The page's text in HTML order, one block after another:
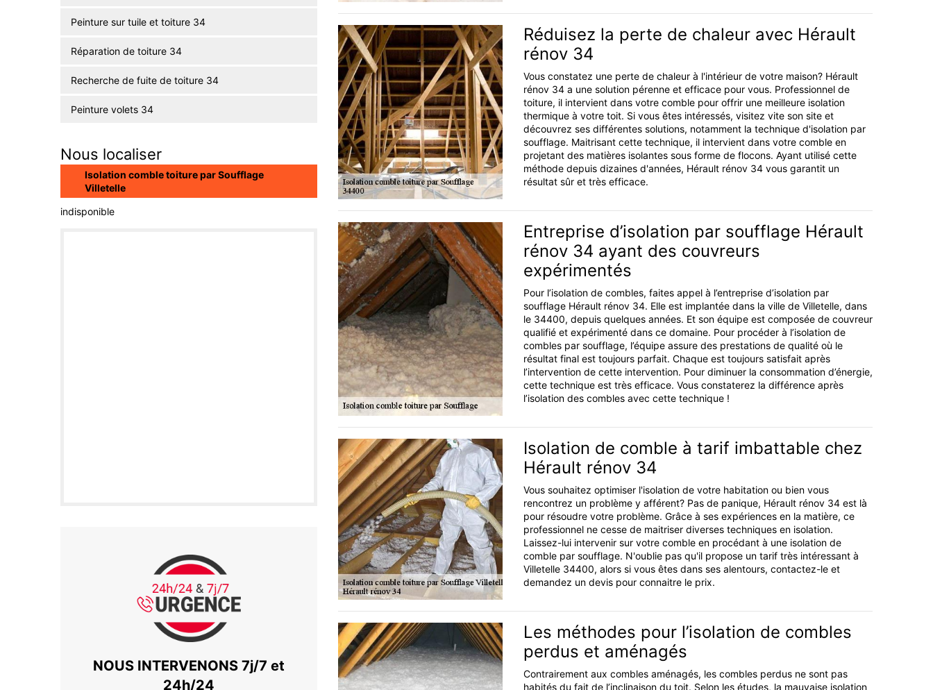
Peinture sur tuile et toiture 34
Réparation de toiture 34
Recherche de fuite de toiture 34
Peinture volets 34
Nous localiser
Isolation comble toiture par Soufflage
Villetelle
indisponible
NOUS INTERVENONS 7j/7 et
24h/24
Réduisez la perte de chaleur avec Hérault
rénov 34
Vous constatez une perte de chaleur à l'intérieur de votre maison? Hérault
rénov 34 a une solution pérenne et efficace pour vous. Professionnel de
toiture, il intervient dans votre comble pour offrir une meilleure isolation
thermique à votre toit. Si vous êtes intéressés, visitez vite son site et
découvrez ses différentes solutions, notamment la technique d'isolation par
soufflage. Maitrisant cette technique, il intervient dans votre comble en
projetant des matières isolantes sous forme de flocons. Ayant utilisé cette
méthode depuis dizaines d'années, Hérault rénov 34 vous garantit un
résultat sûr et très efficace.
Entreprise d’isolation par soufflage Hérault
rénov 34 ayant des couvreurs
expérimentés
Pour l’isolation de combles, faites appel à l’entreprise d’isolation par
soufflage Hérault rénov 34. Elle est implantée dans la ville de Villetelle, dans
le 34400, depuis quelques années. Et son équipe est composée de couvreur
qualifié et expérimenté dans ce domaine. Pour procéder à l’isolation de
combles par soufflage, l’équipe assure des prestations de qualité où le
résultat final est toujours parfait. Chaque est toujours satisfait après
l’intervention de cette intervention. Pour diminuer la consommation d’énergie,
cette technique est très efficace. Vous constaterez la différence après
l’isolation des combles avec cette technique !
Isolation de comble à tarif imbattable chez
Hérault rénov 34
Vous souhaitez optimiser l'isolation de votre habitation ou bien vous
rencontrez un problème y afférent? Pas de panique, Hérault rénov 34 est là
pour résoudre votre problème. Grâce à ses expériences en la matière, ce
professionnel ne cesse de maitriser diverses techniques en isolation.
Laissez-lui intervenir sur votre comble en procédant à une isolation de
comble par soufflage. N'oublie pas qu'il propose un tarif très intéressant à
Villetelle 34400, alors si vous êtes dans ses alentours, contactez-le et
demandez un devis pour connaitre le prix.
Les méthodes pour l’isolation de combles
perdus et aménagés
Contrairement aux combles aménagés, les combles perdus ne sont pas
habités du fait de l’inclinaison du toit. Selon les études, la mauvaise isolation